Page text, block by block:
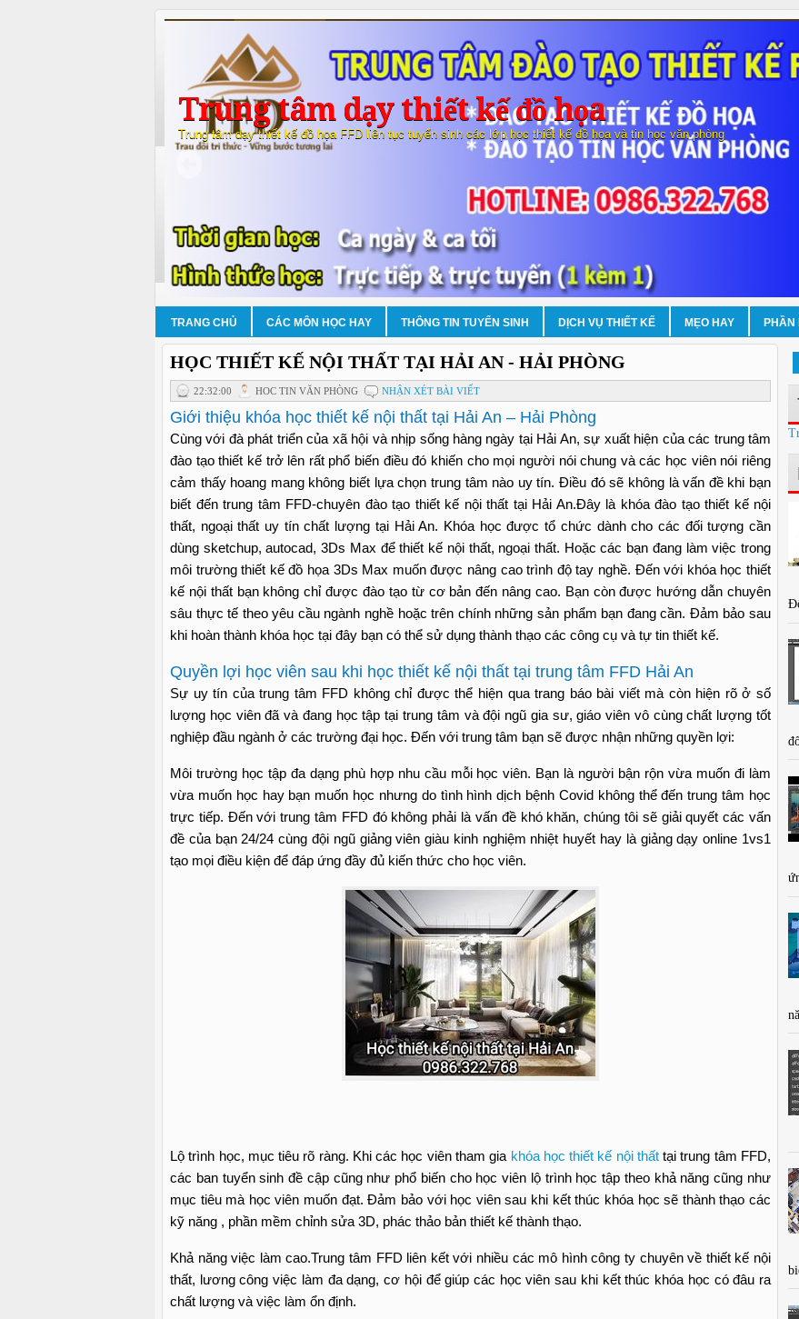
Trung tâm dạy thiết kế đồ họa
Trung tâm dạy thiết kế đồ họa FFD liên tục tuyển sinh các lớp học thiết kế đồ họa và tin học văn phòng
TRANG CHỦ CÁC MÔN HỌC HAY THÔNG TIN TUYỂN SINH DỊCH VỤ THIẾT KẾ MẸO HAY PHẦN
HỌC THIẾT KẾ NỘI THẤT TẠI HẢI AN - HẢI PHÒNG
22:32:00 HOC TIN VĂN PHÒNG NHẬN XÉT BÀI VIẾT
Giới thiệu khóa học thiết kế nội thất tại Hải An – Hải Phòng
Cùng với đà phát triển của xã hội và nhịp sống hàng ngày tại Hải An, sự xuất hiện của các trung tâm
đào tạo thiết kế trở lên rất phổ biến điều đó khiến cho mọi người nói chung và các học viên nói riêng
cảm thấy hoang mang không biết lựa chọn trung tâm nào uy tín. Điều đó sẽ không là vấn đề khi bạn
biết đến trung tâm FFD-chuyên đào tạo thiết kế nội thất tại Hải An.Đây là khóa đào tạo thiết kế nội
thất, ngoại thất uy tín chất lượng tại Hải An. Khóa học được tổ chức dành cho các đối tượng cần
dùng sketchup, autocad, 3Ds Max để thiết kế nội thất, ngoại thất. Hoặc các bạn đang làm việc trong
môi trường thiết kế đồ họa 3Ds Max muốn được nâng cao trình độ tay nghề. Đến với khóa học thiết
kế nội thất bạn không chỉ được đào tạo từ cơ bản đến nâng cao. Bạn còn được hướng dẫn chuyên
sâu thực tế theo yêu cầu ngành nghề hoặc trên chính những sản phẩm bạn đang cần. Đảm bảo sau
khi hoàn thành khóa học tại đây bạn có thể sử dụng thành thạo các công cụ và tự tin thiết kế.
Quyền lợi học viên sau khi học thiết kế nội thất tại trung tâm FFD Hải An
Sự uy tín của trung tâm FFD không chỉ được thể hiện qua trang báo bài viết mà còn hiện rõ ở số
lượng học viên đã và đang học tập tại trung tâm và đội ngũ gia sư, giáo viên vô cùng chất lượng tốt
nghiệp đầu ngành ở các trường đại học. Đến với trung tâm bạn sẽ được nhận những quyền lợi:
Môi trường học tập đa dạng phù hợp nhu cầu mỗi học viên. Bạn là người bận rộn vừa muốn đi làm
vừa muốn học hay bạn muốn học nhưng do tình hình dịch bệnh Covid không thể đến trung tâm học
trực tiếp. Đến với trung tâm FFD đó không phải là vấn đề khó khăn, chúng tôi sẽ giải quyết các vấn
đề của bạn 24/24 cùng đội ngũ giảng viên giàu kinh nghiệm nhiệt huyết hay là giảng dạy online 1vs1
tạo mọi điều kiện để đáp ứng đầy đủ kiến thức cho học viên.
Lộ trình học, mục tiêu rõ ràng. Khi các học viên tham gia khóa học thiết kế nội thấttại trung tâm FFD,
các ban tuyển sinh đề cập cũng như phổ biến cho học viên lộ trình học tập theo khả năng cũng như
mục tiêu mà học viên muốn đạt. Đảm bảo với học viên sau khi kết thúc khóa học sẽ thành thạo các
kỹ năng , phần mềm chỉnh sửa 3D, phác thảo bản thiết kế thành thạo.
Khả năng việc làm cao.Trung tâm FFD liên kết với nhiều các mô hình công ty chuyên về thiết kế nội
thất, lương công việc làm đa dạng, cơ hội để giúp các học viên sau khi kết thúc khóa học có đâu ra
chất lượng và việc làm ổn định.